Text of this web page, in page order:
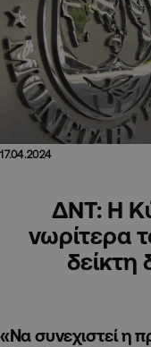
17.04.2024
ΔΝΤ: Η
νωρίτερα
δείκτη
«Να συνεχιστεί η